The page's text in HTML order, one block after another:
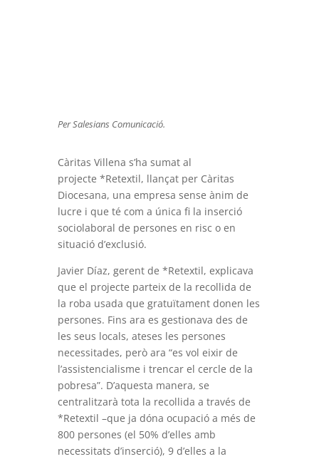
Per Salesians Comunicació.
Càritas Villena s’ha sumat al
projecte *Retextil, llançat per Càritas
Diocesana, una empresa sense ànim de
lucre i que té com a única fi la inserció
sociolaboral de persones en risc o en
situació d’exclusió.
Javier Díaz, gerent de *Retextil, explicava
que el projecte parteix de la recollida de
la roba usada que gratuïtament donen les
persones. Fins ara es gestionava des de
les seus locals, ateses les persones
necessitades, però ara “es vol eixir de
l’assistencialisme i trencar el cercle de la
pobresa”. D’aquesta manera, se
centralitzarà tota la recollida a través de
*Retextil –que ja dóna ocupació a més de
800 persones (el 50% d’elles amb
necessitats d’inserció), 9 d’elles a la